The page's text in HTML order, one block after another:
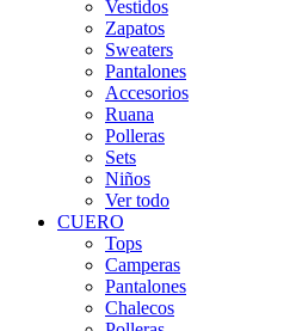
Vestidos
Zapatos
Sweaters
Pantalones
Accesorios
Ruana
Polleras
Sets
Niños
Ver todo
CUERO
Tops
Camperas
Pantalones
Chalecos